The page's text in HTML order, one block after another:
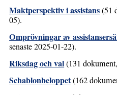
Maktperspektiv i assistans(51
05).
Omprövningar av
senaste 2025-01-22).
Riksdag och val(131
Schablonbeloppet(162